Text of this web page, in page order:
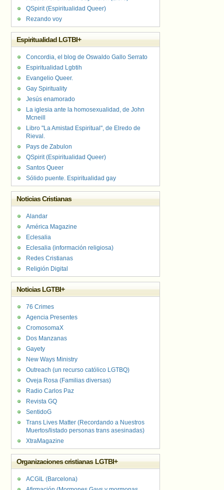
QSpirit (Espiritualidad Queer)
Rezando voy
Espiritualidad LGTBI+
Concordia, el blog de Oswaldo Gallo Serrato
Espiritualidad Lgbtih
Evangelio Queer.
Gay Spirituality
Jesús enamorado
La iglesia ante la homosexualidad, de John
Mcneill
Libro "La Amistad Espiritual", de Elredo de
Rieval.
Pays de Zabulon
QSpirit (Espiritualidad Queer)
Santos Queer
Sólido puente. Espiritualidad gay
Noticias Cristianas
Alandar
América Magazine
Eclesalia
Eclesalia (información religiosa)
Redes Cristianas
Religión Digital
Noticias LGTBI+
76 Crimes
Agencia Presentes
CromosomaX
Dos Manzanas
Gayety
New Ways Ministry
Outreach (un recurso católico LGTBQ)
Oveja Rosa (Familias diversas)
Radio Carlos Paz
Revista GQ
SentidoG
Trans Lives Matter (Recordando a Nuestros
Muertos/listado personas trans asesinadas)
XtraMagazine
Organizaciones cristianas LGTBI+
ACGIL (Barcelona)